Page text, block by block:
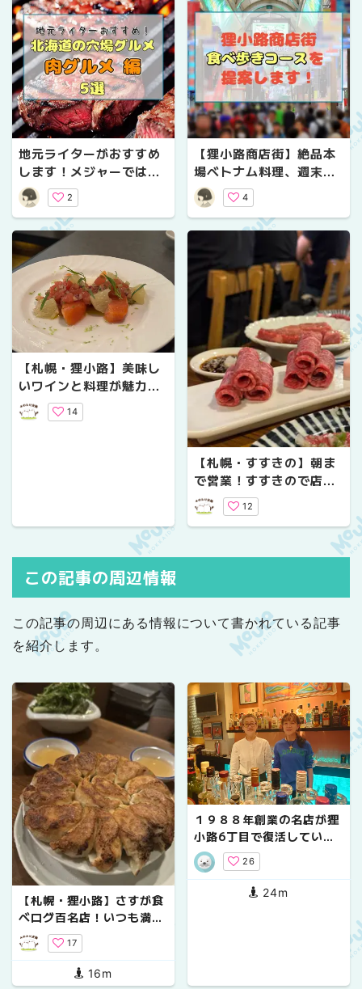
地元ライターがおすすめ
します！メジャーではな
いけど絶品！北海道の穴
場グルメ【肉グルメ編・
5選】
2
【狸小路商店街】絶品本
場ベトナム料理、週末夜
だけのジェラート店…狸
小路商店街食べ歩きコー
スを提案します！
4
【札幌・狸小路】美味し
いワインと料理が魅力！
おすすめワインダイニン
グバー３選
14
【札幌・すすきの】朝ま
で営業！すすきので店選
びに迷ったら美味しい焼
肉へGO！
12
この記事の周辺情報
この記事の周辺にある情報について書かれている記事
を紹介します。
【札幌・狸小路】さすが食
べログ百名店！いつも満席
のやみつきになる激うま餃
子をお腹いっぱい食べる！
17
16m
１９８８年創業の名店が狸
小路6丁目で復活していま
す！Miss JAMAICA（＋B
etty)
26
24m